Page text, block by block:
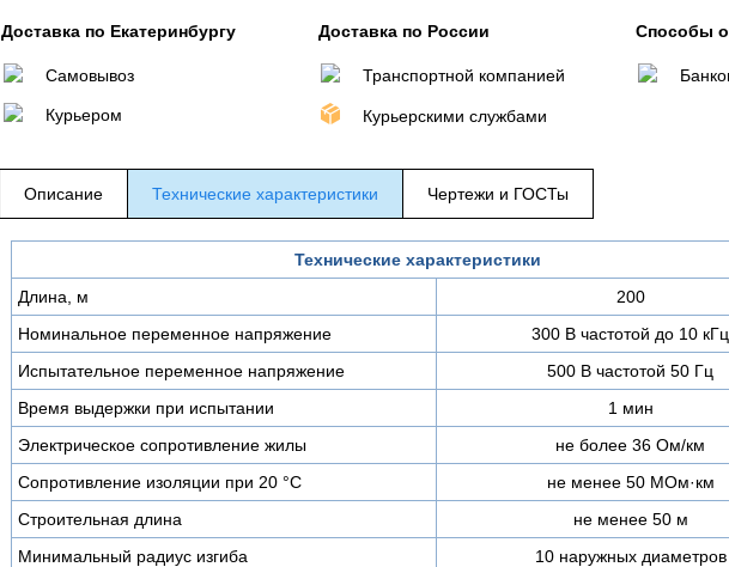
Доставка по Екатеринбургу
Самовывоз
Курьером
Доставка по России
Транспортной компанией
Курьерскими службами
Способы
Описание Технические характеристики Чертежи и ГОСТы
Технические характеристики
Длина, м
200
Номинальное переменное напряжение
300 В частотой до 10 кГц
Испытательное переменное напряжение
500 В частотой 50 Гц
Время выдержки при испытании
1 мин
Электрическое сопротивление жилы
не более 36 Ом/км
Сопротивление изоляции при 20 °С
не менее 50 МОм·км
Строительная длина
не менее 50 м
Минимальный радиус изгиба
10 наружных диаметров